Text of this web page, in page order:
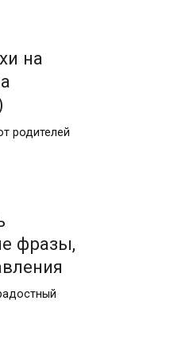
на
родителей
фразы,